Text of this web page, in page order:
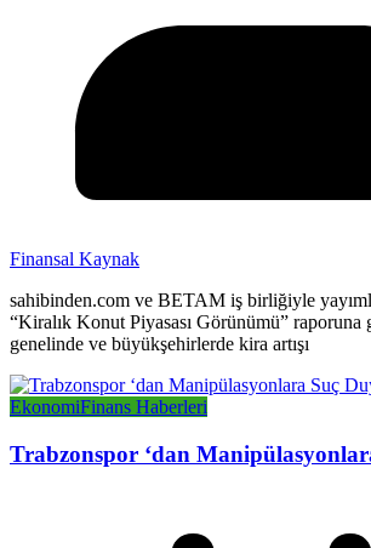
Finansal Kaynak
sahibinden.com ve BETAM iş birliğiyle
“Kiralık Konut Piyasası Görünümü” raporuna
genelinde ve büyükşehirlerde kira artışı
EkonomiFinans Haberleri
Trabzonspor ‘dan